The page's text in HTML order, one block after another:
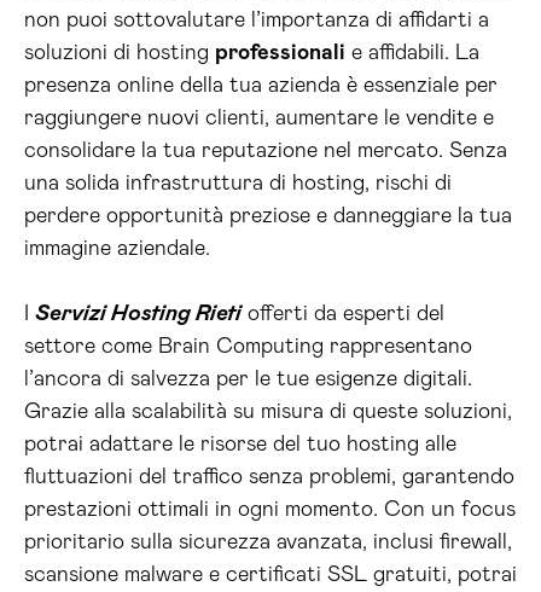
non puoi sottovalutare l’importanza di affidarti a
soluzioni di hosting professionali e affidabili. La
presenza online della tua azienda è essenziale per
raggiungere nuovi clienti, aumentare le vendite e
consolidare la tua reputazione nel mercato. Senza
una solida infrastruttura di hosting, rischi di
perdere opportunità preziose e danneggiare la tua
immagine aziendale.
Servizi Hosting Rietiofferti da esperti del
settore come Brain Computing rappresentano
l’ancora di salvezza per le tue esigenze digitali.
Grazie alla scalabilità su misura di queste soluzioni,
potrai adattare le risorse del tuo hosting alle
fluttuazioni del traffico senza problemi, garantendo
prestazioni ottimali in ogni momento. Con un focus
prioritario sulla sicurezza avanzata, inclusi firewall,
scansione malware e certificati SSL gratuiti, potrai